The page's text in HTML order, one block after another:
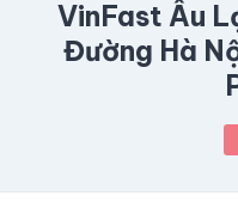
VinFast Âu
Đường Hà